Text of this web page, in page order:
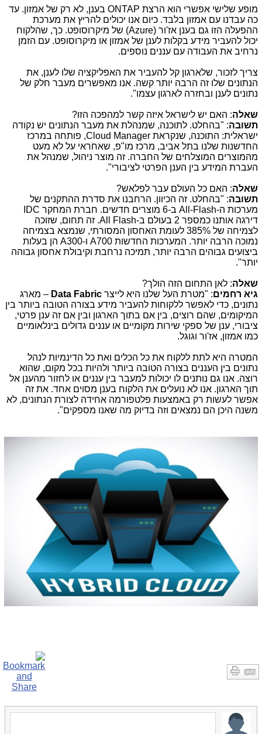
מופע שלישי אפשרי הוא הרצת ONTAP בענן, לא רק של אמזון. עד
כה עבדנו עם אמזון בלבד. כיום אנו יכולים להריץ את מערכת
ההפעלה הזו גם בענן אז'ור (Azure) של מיקרוסופט. כך, שהלקוח
יכול להעביר מידע בקלות לענן של אמזון או מיקרוסופט. עם הזמן
נרחיב את העבודה עם עננים נוספים.
צריך לזכור, שלארגון קל להעביר את האפליקציה שלו לענן, את
הנתונים שלו זה הרבה יותר קשה. אנו מאפשרים מעבר חלק של
נתונים לענן ובחזרה לארגון עצמו".
שאלה: האם יש לישראל איזה קשר למהפכה הזו?
תשובה: "בהחלט. לתוכנה, שמנהלת את מעבר הנתונים יש נקודה
ישראלית: התוכנה, שנקראת ,Cloud Manager פותחה במרכז
החדשנות שלנו בתל אביב, מרכז מו"פ, שאחראי על לא מעט
מהמוצרים המוצלחים של החברה. זה מוצר ניהול, שמנהל את
העברת המידע בין הענן הפרטי לציבורי".
שאלה: האם כל העולם עבר לפלאש?
תשובה: "בהחלט. זה הכיוון. הרחבנו את סדרת ההתקנים של
מערכות ה-All-Flash ב-6 מוצרים חדשים. חברת המחקר
IDC
דירגה אותנו כמספר 2 בעולם ב-
All Flash. זה תחום, שזוכה
לצמיחה של 385% לעומת האחסון המסורתי, שנמצא בצמיחה
נמוכה הרבה יותר. המערכות החדשות A700 ו-A300 הן בעלות
ביצועים גבוהים הרבה יותר, תמיכה נרחבת וקיבולת אחסון גבוהה
יותר".
שאלה: לאן התחום הזה הולך?
גיא רחמים: "מטרת העל שלנו היא לייצר Data Fabric – מארג
נתונים, כדי לאפשר ללקוחות להעביר מידע בצורה הטובה ביותר בין
המיקומים, שהם רוצים, בין אם בתוך הארגון ובין אם זה ענן פרטי,
ציבורי, ענן של ספקי שירות מקומיים או עננים גדולים בינלאומיים
כמו אמזון, אז'ור וגוגל.
המטרה היא לתת ללקוח את כל הכלים ואת כל הדינמיות לנהל
נתונים בין העננים בצורה הטובה ביותר ולהיות בכל מקום, שהוא
רוצה. אנו גם נותנים לו יכולות למעבר בין עננים או לחזור מהענן אל
תוך הארגון. אנו לא נועלים את הלקוח בענן מסוים אחד. את זה
אפשר לעשות רק באמצעות פלטפורמה אחידה לצורת הנתונים, לא
משנה היכן הם נמצאים וזה בדיוק מה שאנו מספקים".